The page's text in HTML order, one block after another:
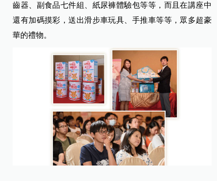
齒器、副食品七件組、紙尿褲體驗包等等，而且在講座中
還有加碼摸彩，送出滑步車玩具、手推車等等，眾多超豪
華的禮物。